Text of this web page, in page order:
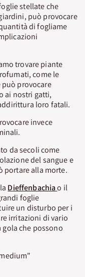
stellate che
può provocare
di fogliame
trovare piante
come le
provocare
ai nostri gatti,
loro fatali.
invece
da secoli come
del sangue e
portare alla morte.
Dieffenbachia o il
foglie
un disturbo per i
irritazioni di vario
che possono